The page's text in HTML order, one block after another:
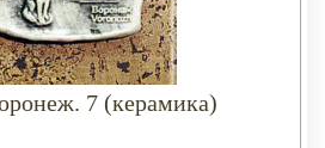
7 (керамика)